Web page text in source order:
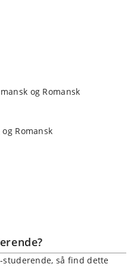
og Romansk
Romansk
så find dette